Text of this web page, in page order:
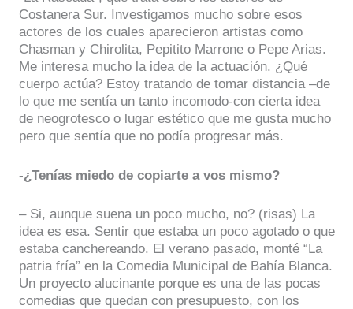
Costanera Sur. Investigamos mucho sobre esos
actores de los cuales aparecieron artistas como
Chasman y Chirolita, Pepitito Marrone o Pepe Arias.
Me interesa mucho la idea de la actuación. ¿Qué
cuerpo actúa? Estoy tratando de tomar distancia –de
lo que me sentía un tanto incomodo-con cierta idea
de neogrotesco o lugar estético que me gusta mucho
pero que sentía que no podía progresar más.
-¿Tenías miedo de copiarte a vos mismo?
– Si, aunque suena un poco mucho, no? (risas) La
idea es esa. Sentir que estaba un poco agotado o que
estaba canchereando. El verano pasado, monté “La
patria fría” en la Comedia Municipal de Bahía Blanca.
Un proyecto alucinante porque es una de las pocas
comedias que quedan con presupuesto, con los